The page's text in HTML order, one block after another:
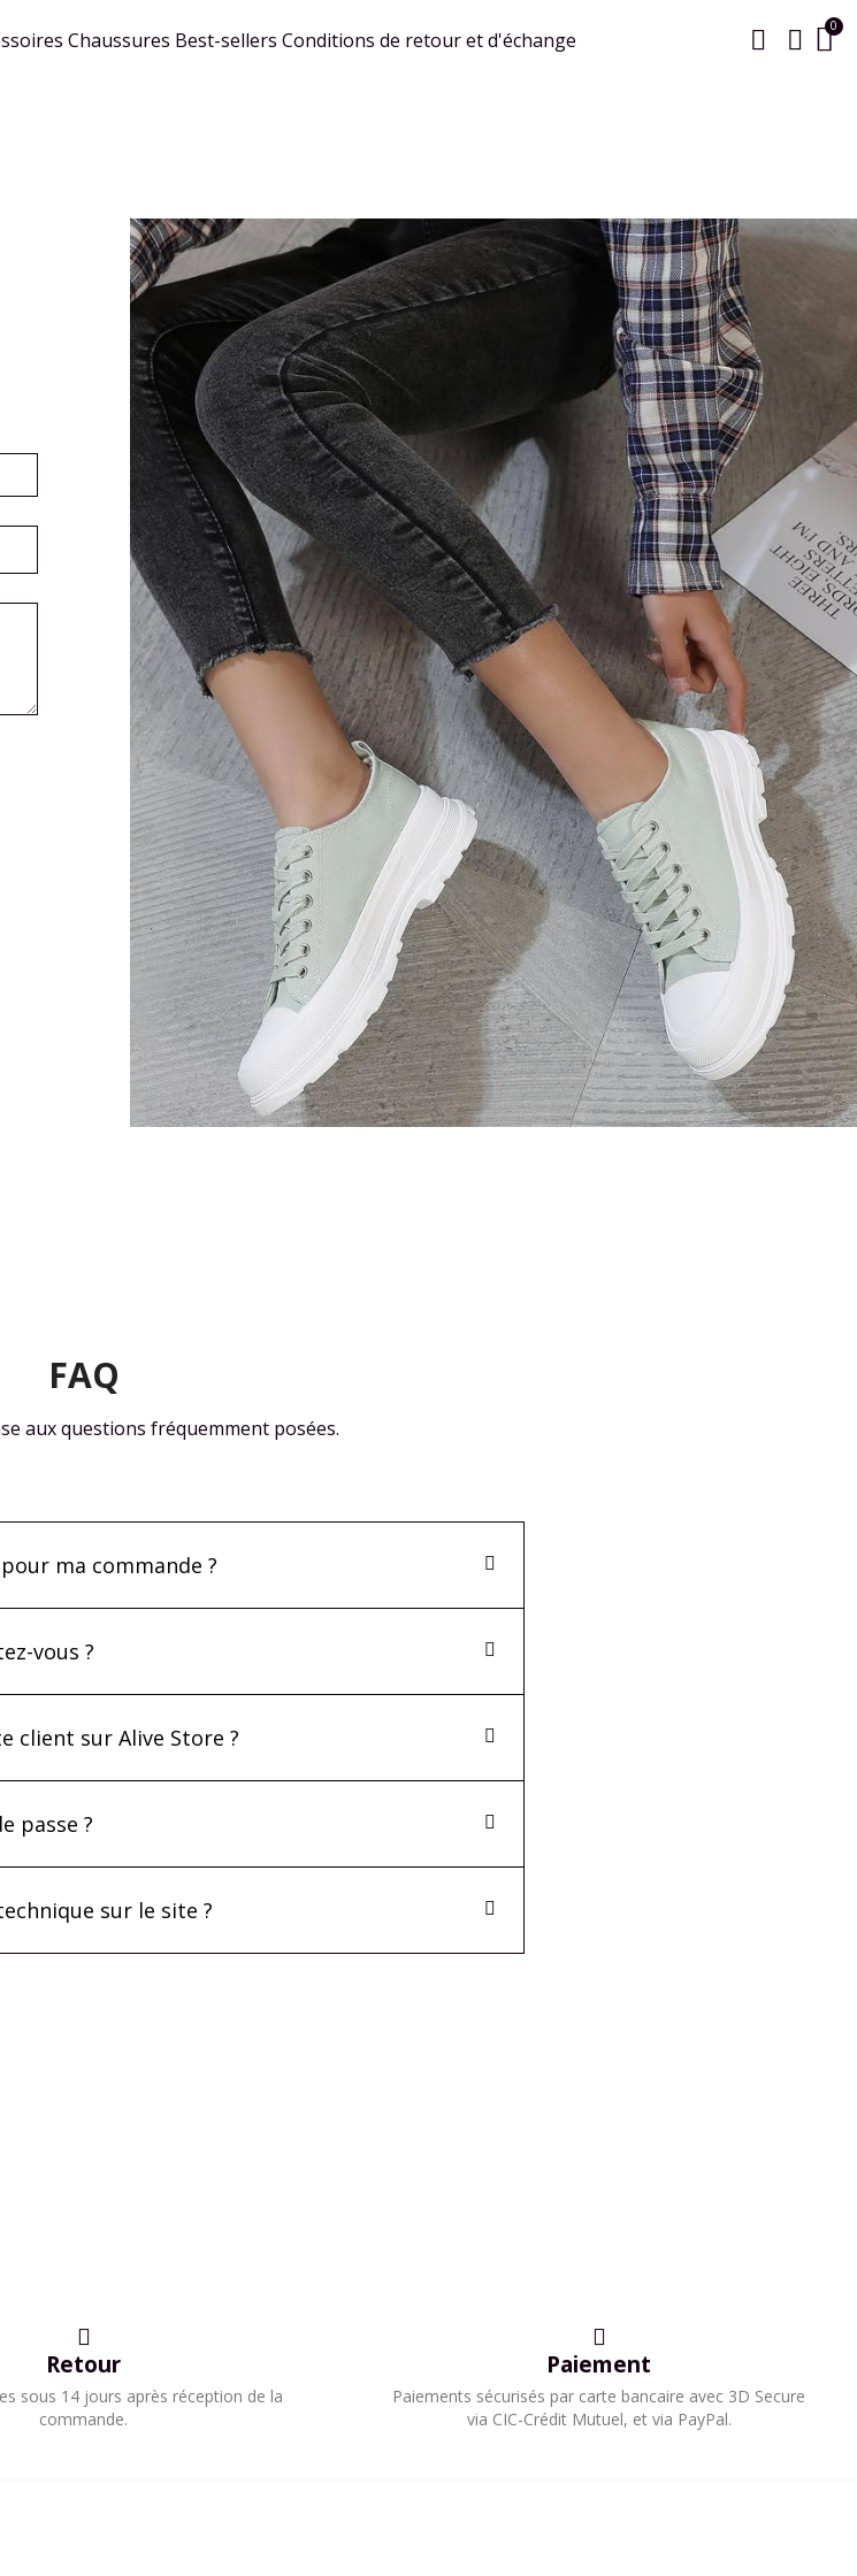
Chaussures Best-sellers Conditions de retour et d'échange
FAQ
aux questions fréquemment posées.
ma commande ?
vous ?
client sur Alive Store ?
passe ?
sur le site ?
Retour
sous 14 jours après réception de la
commande.
Paiement
Paiements sécurisés par carte bancaire avec 3D Secure
via CIC-Crédit Mutuel, et via PayPal.​